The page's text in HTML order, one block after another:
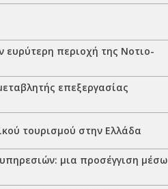
περιοχή της Νοτιο-
επεξεργασίας
τουρισμού στην Ελλάδα
μια προσέγγιση μέσω